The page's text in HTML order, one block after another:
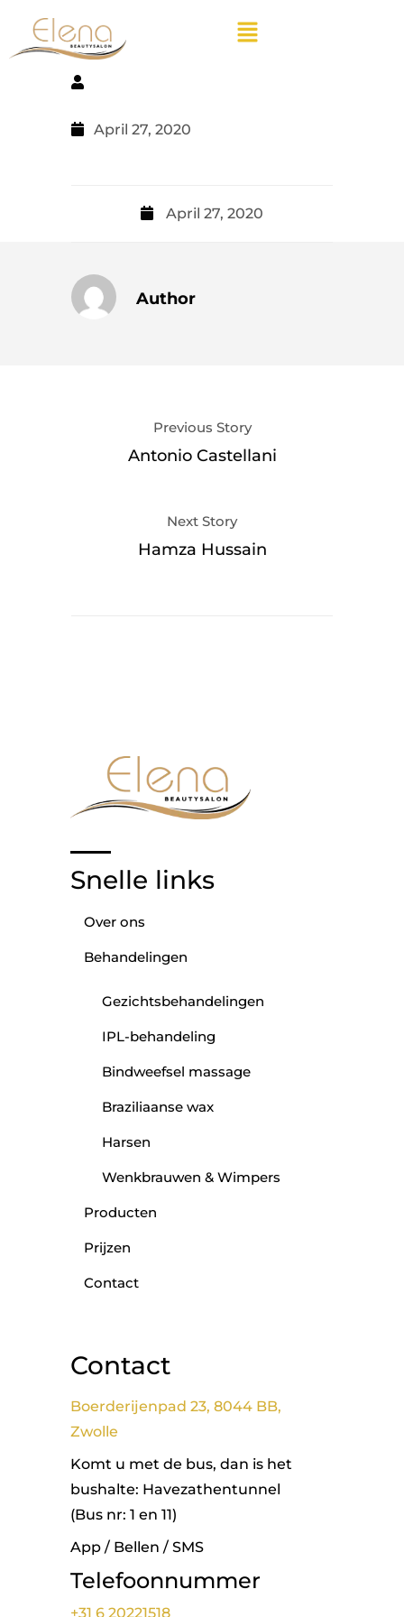
April 27, 2020
April 27, 2020
Author
Previous Story
Antonio Castellani
Next Story
Hamza Hussain
Snelle links
Over ons
Behandelingen
Gezichtsbehandelingen
IPL-behandeling
Bindweefsel massage
Braziliaanse wax
Harsen
Wenkbrauwen & Wimpers
Producten
Prijzen
Contact
Contact
Boerderijenpad 23, 8044 BB,
Zwolle
Komt u met de bus, dan is het
bushalte: Havezathentunnel
(Bus nr: 1 en 11)
App / Bellen / SMS
Telefoonnummer
+31 6 20221518